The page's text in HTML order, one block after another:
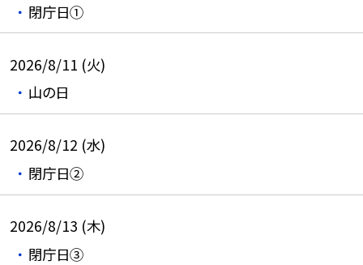
閉庁日①
2026/8/11 (火)
山の日
2026/8/12 (水)
閉庁日②
2026/8/13 (木)
閉庁日③